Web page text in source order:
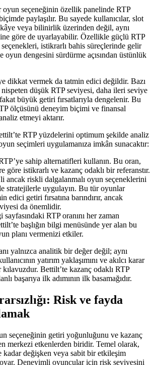
oyun seçeneğinin özellik panelinde RTP
paylaşılır. Bu sayede kullanıcılar, slot
veya bilinirlik üzerinden değil, aynı
göre de uyarlayabilir. Özellikle güçlü RTP
istikrarlı bahis süreçlerinde gelir
oyun dengesini sürdürme açısından üstünlük
dikkat vermek da tatmin edici değildir. Bazı
düşük RTP seviyesi, daha ileri seviye
büyük getiri fırsatlarıyla dengelenir. Bu
ölçüsünü deneyim biçimi ve finansal
etmeyi aktarır.
RTP yüzdelerini optimum şekilde analiz
seçimleri uygulamanıza imkân sunacaktır:
sahip alternatifleri kullanın. Bu oran,
göre istikrarlı ve kazanç odaklı bir referanstır.
ancak riskli dalgalanmalı oyun seçeneklerini
stratejilerle uygulayın. Bu tür oyunlar
edici getiri fırsatına barındırır, ancak
da önemlidir.
RTP oranını her zaman
başlığın bilgi menüsünde yer alan bu
planı vermenizi etkiler.
yalnızca analitik bir değer değil; aynı
yatırım yaklaşımını ve akılcı karar
Bettilt’te kazanç odaklı RTP
başarıya ilk adımının ilk basamağıdır.
Risk ve fayda
seçeneğinin getiri yoğunluğunu ve kazanç
merkezi etkenlerden biridir. Temel olarak,
değişken veya sabit bir etkileşim
Deneyimli oyuncular için risk seviyesini